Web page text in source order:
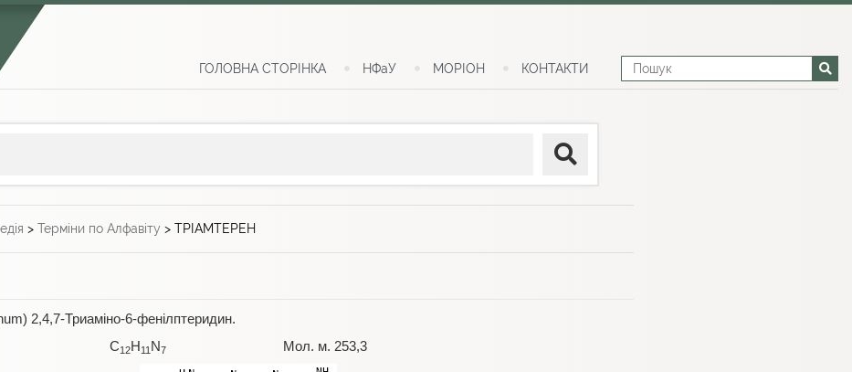
ГОЛОВНА СТОРІНКА НФаУ МОРІОН КОНТАКТИ
> Терміни по Алфавіту > ТРІАМТЕРЕН
2,4,7-Триаміно-6-фенілптеридин.
C12H 11 N7 Мол. м. 253,3